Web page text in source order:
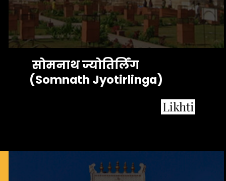
सोमनाथ ज्योतिर्लिंग
(Somnath Jyotirlinga)